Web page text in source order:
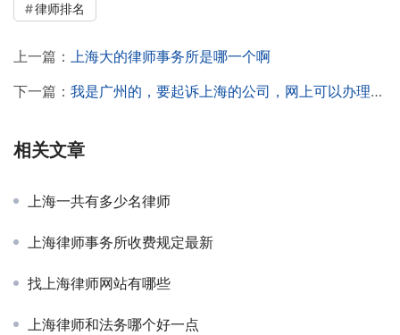
律师排名
上一篇： 上海大的律师事务所是哪一个啊
下一篇： 我是广州的，要起诉上海的公司，网上可以办理起诉吗
相关文章
上海一共有多少名律师
上海律师事务所收费规定最新
找上海律师网站有哪些
上海律师和法务哪个好一点